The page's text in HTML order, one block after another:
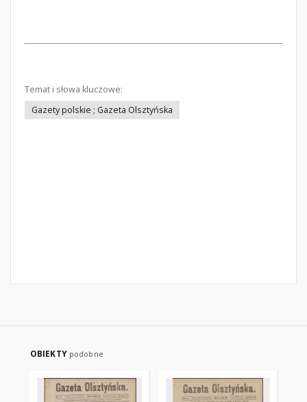
Temat i słowa kluczowe:
Gazety polskie ; Gazeta Olsztyńska
OBIEKTY podobne